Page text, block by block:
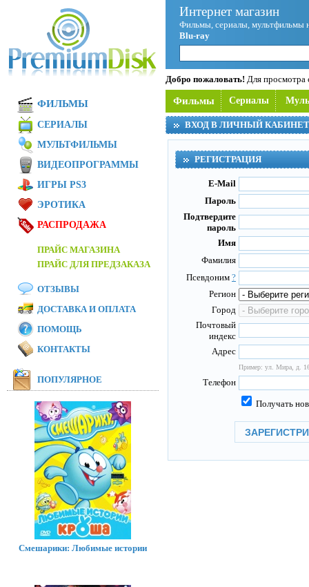
Интернет магазин
Фильмы, сериалы, мультфильмы
Blu-ray
Добро пожаловать! Для просмотра
Фильмы Сериалы
ВХОД В ЛИЧНЫЙ КАБИНЕТ
РЕГИСТРАЦИЯ
E-Mail
Пароль
Подтвердите
пароль
Имя
Фамилия
Псевдоним ?
Регион
Город
Почтовый
индекс
Адрес
Пример: ул. Мира, д.
Телефон
Получать
ФИЛЬМЫ
СЕРИАЛЫ
МУЛЬТФИЛЬМЫ
ВИДЕОПРОГРАММЫ
ИГРЫ PS3
ЭРОТИКА
РАСПРОДАЖА
ПРАЙС МАГАЗИНА
ПРАЙС ДЛЯ ПРЕДЗАКАЗА
ОТЗЫВЫ
ДОСТАВКА И ОПЛАТА
ПОМОЩЬ
КОНТАКТЫ
ПОПУЛЯРНОЕ
Смешарики: Любимые истории